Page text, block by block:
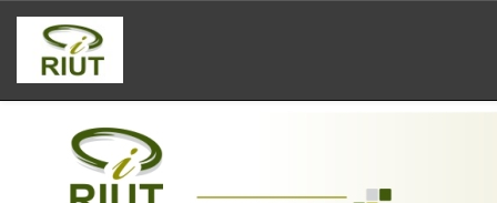
Skip
navigation